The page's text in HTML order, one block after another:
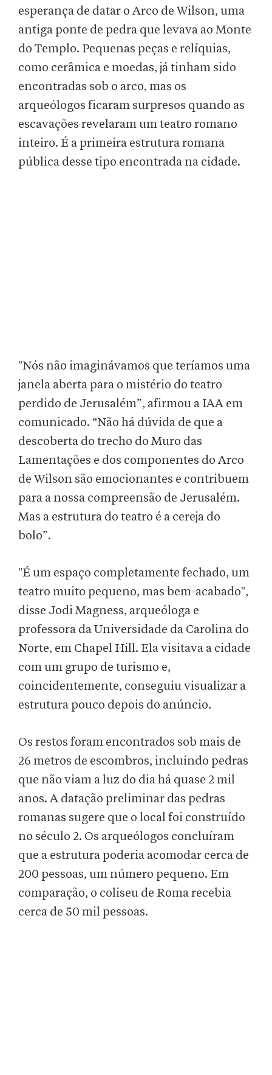
esperança de datar o Arco de Wilson, uma
antiga ponte de pedra que levava ao Monte
do Templo. Pequenas peças e relíquias,
como cerâmica e moedas, já tinham sido
encontradas sob o arco, mas os
arqueólogos ficaram surpresos quando as
escavações revelaram um teatro romano
inteiro. É a primeira estrutura romana
pública desse tipo encontrada na cidade.
"Nós não imaginávamos que teríamos uma
janela aberta para o mistério do teatro
perdido de Jerusalém”, afirmou a IAA em
comunicado. “Não há dúvida de que a
descoberta do trecho do Muro das
Lamentações e dos componentes do Arco
de Wilson são emocionantes e contribuem
para a nossa compreensão de Jerusalém.
Mas a estrutura do teatro é a cereja do
bolo”.
"É um espaço completamente fechado, um
teatro muito pequeno, mas bem-acabado",
disse Jodi Magness, arqueóloga e
professora da Universidade da Carolina do
Norte, em Chapel Hill. Ela visitava a cidade
com um grupo de turismo e,
coincidentemente, conseguiu visualizar a
estrutura pouco depois do anúncio.
Os restos foram encontrados sob mais de
26 metros de escombros, incluindo pedras
que não viam a luz do dia há quase 2 mil
anos. A datação preliminar das pedras
romanas sugere que o local foi construído
no século 2. Os arqueólogos concluíram
que a estrutura poderia acomodar cerca de
200 pessoas, um número pequeno. Em
comparação, o coliseu de Roma recebia
cerca de 50 mil pessoas.